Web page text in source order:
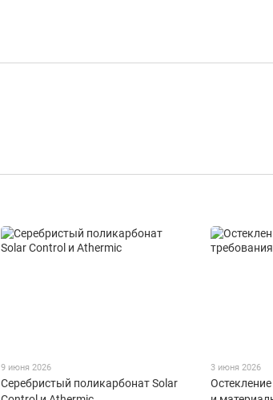
9 июня 2026
Серебристый поликарбонат Solar
3 июня 2026